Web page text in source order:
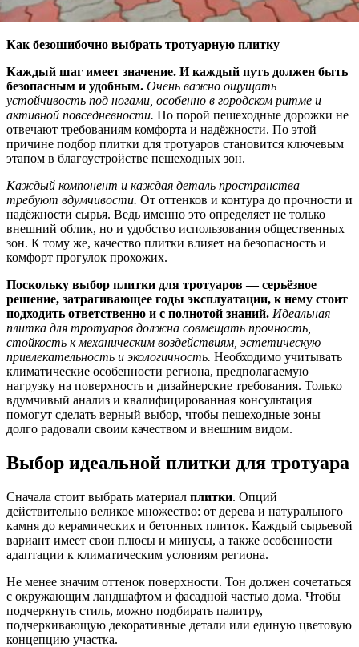
Как безошибочно выбрать тротуарную плитку
Каждый шаг имеет значение. И каждый путь должен быть
безопасным и удобным. Очень важно ощущать
устойчивость под ногами, особенно в городском ритме и
активной повседневности. Но порой пешеходные дорожки не
отвечают требованиям комфорта и надёжности. По этой
причине подбор плитки для тротуаров становится ключевым
этапом в благоустройстве пешеходных зон.
Каждый компонент и каждая деталь пространства
требуют вдумчивости. От оттенков и контура до прочности и
надёжности сырья. Ведь именно это определяет не только
внешний облик, но и удобство использования общественных
зон. К тому же, качество плитки влияет на безопасность и
комфорт прогулок прохожих.
Поскольку выбор плитки для тротуаров — серьёзное
решение, затрагивающее годы эксплуатации, к нему стоит
подходить ответственно и с полнотой знаний. Идеальная
плитка для тротуаров должна совмещать прочность,
стойкость к механическим воздействиям, эстетическую
привлекательность и экологичность. Необходимо учитывать
климатические особенности региона, предполагаемую
нагрузку на поверхность и дизайнерские требования. Только
вдумчивый анализ и квалифицированная консультация
помогут сделать верный выбор, чтобы пешеходные зоны
долго радовали своим качеством и внешним видом.
Выбор идеальной плитки для тротуара
Сначала стоит выбрать материал плитки. Опций
действительно великое множество: от дерева и натурального
камня до керамических и бетонных плиток. Каждый сырьевой
вариант имеет свои плюсы и минусы, а также особенности
адаптации к климатическим условиям региона.
Не менее значим оттенок поверхности. Тон должен сочетаться
с окружающим ландшафтом и фасадной частью дома. Чтобы
подчеркнуть стиль, можно подбирать палитру,
подчеркивающую декоративные детали или единую цветовую
концепцию участка.